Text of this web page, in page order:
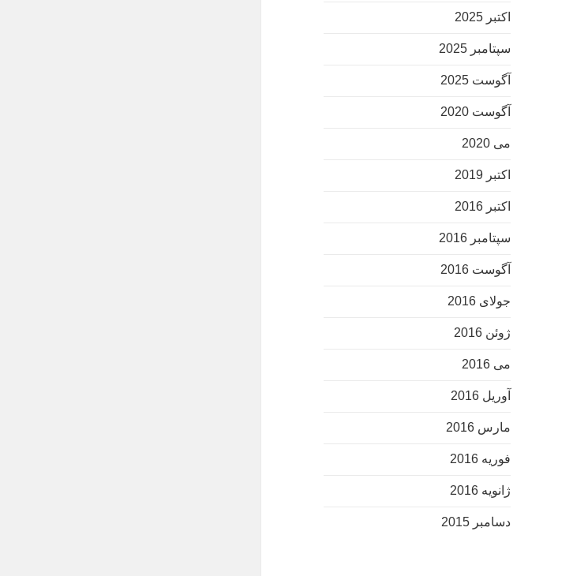
اکتبر 2025
سپتامبر 2025
آگوست 2025
آگوست 2020
می 2020
اکتبر 2019
اکتبر 2016
سپتامبر 2016
آگوست 2016
جولای 2016
ژوئن 2016
می 2016
آوریل 2016
مارس 2016
فوریه 2016
ژانویه 2016
دسامبر 2015